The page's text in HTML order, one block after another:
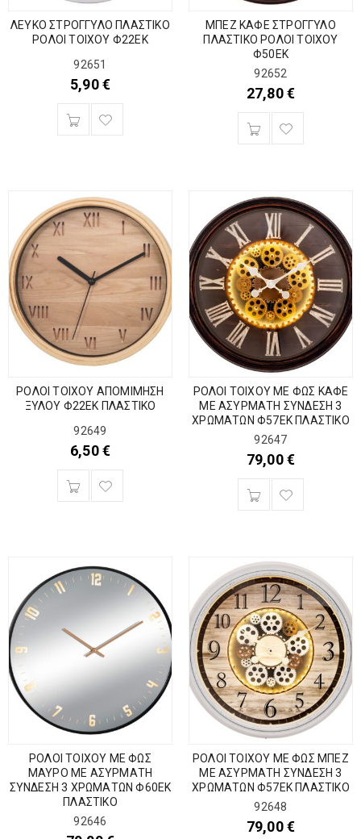
ΛΕΥΚΟ ΣΤΡΟΓΓΥΛΟ ΠΛΑΣΤΙΚΟ
ΡΟΛΟΙ ΤΟΙΧΟΥ Φ22ΕΚ
92651
5,90€
ΜΠΕΖ ΚΑΦΕ ΣΤΡΟΓΓΥΛΟ
ΠΛΑΣΤΙΚΟ ΡΟΛΟΙ ΤΟΙΧΟΥ
Φ50ΕΚ
92652
27,80€
ΡΟΛΟΙ ΤΟΙΧΟΥ ΑΠΟΜΙΜΗΣΗ
ΞΥΛΟΥ Φ22ΕΚ ΠΛΑΣΤΙΚΟ
92649
6,50€
ΡΟΛΟΙ ΤΟΙΧΟΥ ΜΕ ΦΩΣ ΚΑΦΕ
ΜΕ ΑΣΥΡΜΑΤΗ ΣΥΝΔΕΣΗ 3
ΧΡΩΜΑΤΩΝ Φ57ΕΚ ΠΛΑΣΤΙΚΟ
92647
79,00€
ΡΟΛΟΙ ΤΟΙΧΟΥ ΜΕ ΦΩΣ
ΜΑΥΡΟ ΜΕ ΑΣΥΡΜΑΤΗ
ΣΥΝΔΕΣΗ 3 ΧΡΩΜΑΤΩΝ Φ60ΕΚ
ΠΛΑΣΤΙΚΟ
92646
ΡΟΛΟΙ ΤΟΙΧΟΥ ΜΕ ΦΩΣ ΜΠΕΖ
ΜΕ ΑΣΥΡΜΑΤΗ ΣΥΝΔΕΣΗ 3
ΧΡΩΜΑΤΩΝ Φ57ΕΚ ΠΛΑΣΤΙΚΟ
92648
79,00€